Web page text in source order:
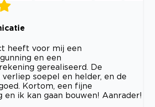
heeft voor mij een
en een
gerealiseerd. De
soepel en helder, en de
Kortom, een fijne
en ik kan gaan bouwen! Aanrader!